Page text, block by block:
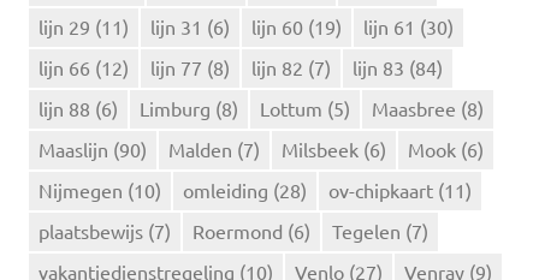
lijn 29 (11) lijn 31 (6) lijn 60 (19) lijn 61 (30)
lijn 66 (12) lijn 77 (8) lijn 82 (7) lijn 83 (84)
lijn 88 (6) Limburg (8) Lottum (5) Maasbree (8)
Maaslijn (90) Malden (7) Milsbeek (6) Mook (6)
Nijmegen (10) omleiding (28) ov-chipkaart (11)
plaatsbewijs (7) Roermond (6) Tegelen (7)
vakantiedienstregeling (10) Venlo (27) Venray (9)